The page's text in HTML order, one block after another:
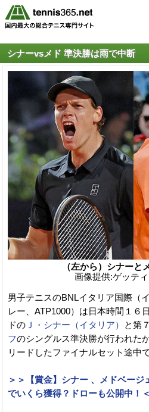
シナーvsメド 準決勝は雨で中断
（左から）シナーと
画像提供:ゲッテ
男子テニスのBNLイタリア国際（
レー、ATP1000）は日本時間１６
ドの Ｊ・シナー（イタリア） と第
フのシングルス準決勝が行われた
リードしたファイナルセット途中
＞＞【賞金】シナー 、メドベー
でいくら獲得？ドローも公開中！